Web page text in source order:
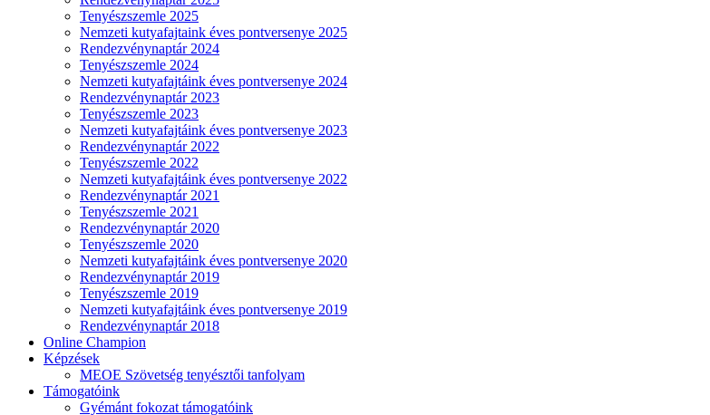
Tenyészszemle 2025
Nemzeti kutyafajtaink éves pontversenye 2025
Rendezvénynaptár 2024
Tenyészszemle 2024
Nemzeti kutyafajtáink éves pontversenye 2024
Rendezvénynaptár 2023
Tenyészszemle 2023
Nemzeti kutyafajtáink éves pontversenye 2023
Rendezvénynaptár 2022
Tenyészszemle 2022
Nemzeti kutyafajtáink éves pontversenye 2022
Rendezvénynaptár 2021
Tenyészszemle 2021
Rendezvénynaptár 2020
Tenyészszemle 2020
Nemzeti kutyafajtáink éves pontversenye 2020
Rendezvénynaptár 2019
Tenyészszemle 2019
Nemzeti kutyafajtáink éves pontversenye 2019
Rendezvénynaptár 2018
Online Champion
Képzések
MEOE Szövetség tenyésztői tanfolyam
Támogatóink
Gyémánt fokozat támogatóink